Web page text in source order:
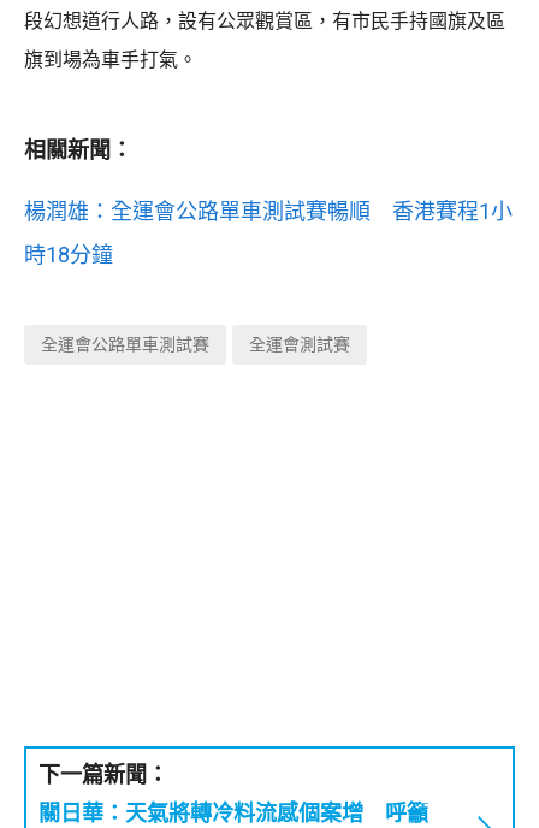
段幻想道行人路，設有公眾觀賞區，有市民手持國旗及區
旗到場為車手打氣。
相關新聞：
楊潤雄：全運會公路單車測試賽暢順 香港賽程1小
時18分鐘
全運會公路單車測試賽 全運會測試賽
下一篇新聞：
關日華：天氣將轉冷料流感個案增 呼籲